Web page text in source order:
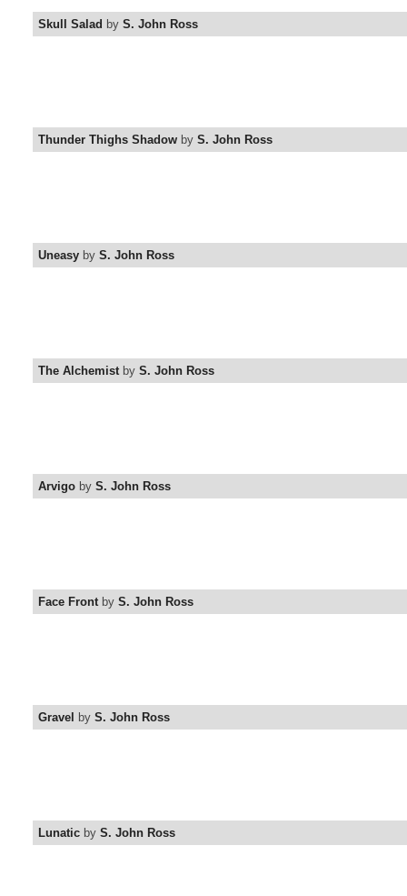
Skull Salad by S. John Ross
Thunder Thighs Shadow by S. John Ross
Uneasy by S. John Ross
The Alchemistby S. John Ross
Arvigo by S. John Ross
Face Frontby S. John Ross
Gravel by S. John Ross
Lunatic by S. John Ross